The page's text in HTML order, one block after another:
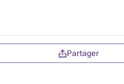
Partager